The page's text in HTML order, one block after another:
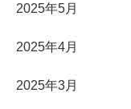
2025年5月
2025年4月
2025年3月